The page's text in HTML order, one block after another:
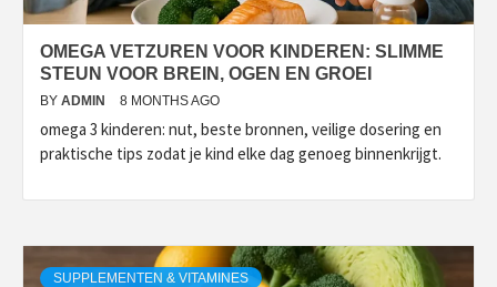
OMEGA VETZUREN VOOR KINDEREN: SLIMME
STEUN VOOR BREIN, OGEN EN GROEI
BY ADMIN 8 MONTHS AGO
omega 3 kinderen: nut, beste bronnen, veilige dosering en
praktische tips zodat je kind elke dag genoeg binnenkrijgt.
SUPPLEMENTEN & VITAMINES